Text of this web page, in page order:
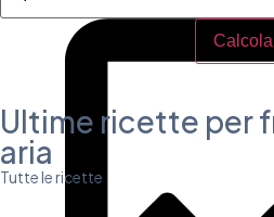
Calcola
Ultime ricette per
aria
Tutte le ricette